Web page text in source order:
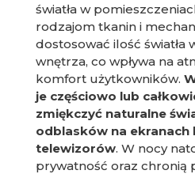
światła w
rodzajom tkanin i
dostosować ilość światła
wnętrza, co wpływa na
komfort użytkowników.
je częściowo lub
zmiękczyć naturalne
odblasków na
telewizorów. W nocy
prywatność oraz chronią